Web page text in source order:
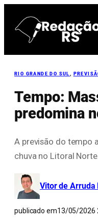
para
RIO GRANDE DO SUL ,
Tempo:
predomina
A previsão do tempo
chuva no Litoral Norte.
Vitor de Arruda
publicado em13/05/2026